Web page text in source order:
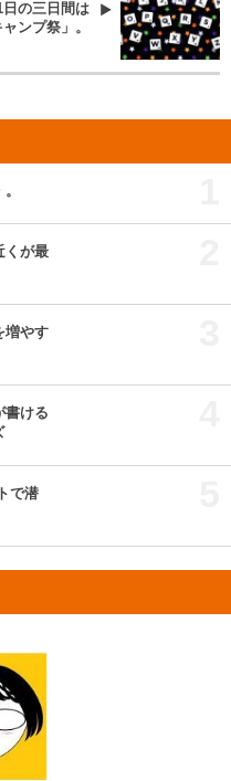
の三日間は
ンプ祭」。
くが最
増やす
書ける
で潜